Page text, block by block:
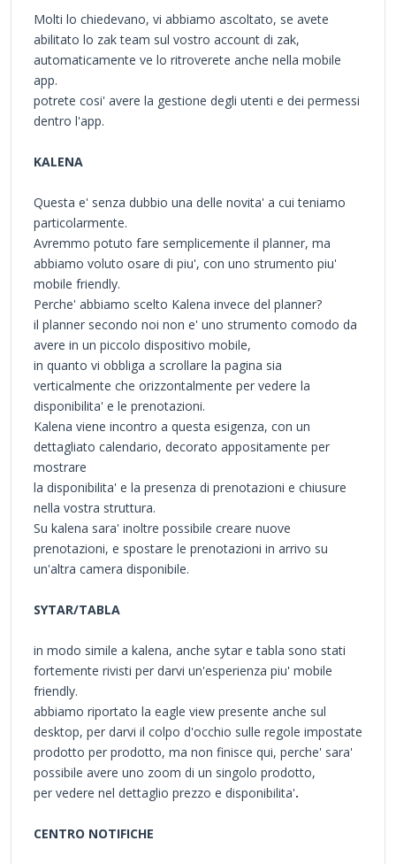
Molti lo chiedevano, vi abbiamo ascoltato, se avete
abilitato lo zak team sul vostro account di zak,
automaticamente ve lo ritroverete anche nella mobile
app.
potrete cosi' avere la gestione degli utenti e dei permessi
dentro l'app.
KALENA
Questa e' senza dubbio una delle novita' a cui teniamo
particolarmente.
Avremmo potuto fare semplicemente il planner, ma
abbiamo voluto osare di piu', con uno strumento piu'
mobile friendly.
Perche' abbiamo scelto Kalena invece del planner?
il planner secondo noi non e' uno strumento comodo da
avere in un piccolo dispositivo mobile,
in quanto vi obbliga a scrollare la pagina sia
verticalmente che orizzontalmente per vedere la
disponibilita' e le prenotazioni.
Kalena viene incontro a questa esigenza, con un
dettagliato calendario, decorato appositamente per
mostrare
la disponibilita' e la presenza di prenotazioni e chiusure
nella vostra struttura.
Su kalena sara' inoltre possibile creare nuove
prenotazioni, e spostare le prenotazioni in arrivo su
un'altra camera disponibile.
SYTAR/TABLA
in modo simile a kalena, anche sytar e tabla sono stati
fortemente rivisti per darvi un'esperienza piu' mobile
friendly.
abbiamo riportato la eagle view presente anche sul
desktop, per darvi il colpo d'occhio sulle regole impostate
prodotto per prodotto, ma non finisce qui, perche' sara'
possibile avere uno zoom di un singolo prodotto,
per vedere nel dettaglio prezzo e disponibilita'.
CENTRO NOTIFICHE